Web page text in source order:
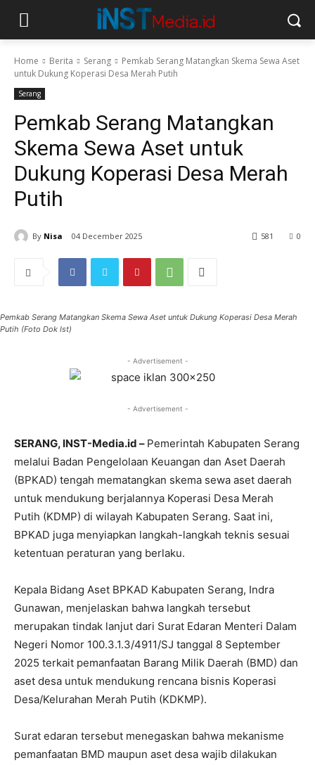
Home Berita Serang
Pemkab Serang Matangkan Skema Sewa Aset
untuk Dukung Koperasi Desa Merah Putih
Serang
Pemkab Serang Matangkan
Skema Sewa Aset untuk
Dukung Koperasi Desa Merah
Putih
By Nisa 04 December 2025 0
581
Pemkab Serang Matangkan Skema Sewa Aset untuk Dukung Koperasi Desa Merah
Putih (Foto Dok Ist)
- Advertisement -
- Advertisement -
SERANG, INST-Media.id – Pemerintah Kabupaten Serang
melalui Badan Pengelolaan Keuangan dan Aset Daerah
(BPKAD) tengah mematangkan skema sewa aset daerah
untuk mendukung berjalannya Koperasi Desa Merah
Putih (KDMP) di wilayah Kabupaten Serang. Saat ini,
BPKAD juga menyiapkan langkah-langkah teknis sesuai
ketentuan peraturan yang berlaku.
Kepala Bidang Aset BPKAD Kabupaten Serang, Indra
Gunawan, menjelaskan bahwa langkah tersebut
merupakan tindak lanjut dari Surat Edaran Menteri Dalam
Negeri Nomor 100.3.1.3/4911/SJ tanggal 8 September
2025 terkait pemanfaatan Barang Milik Daerah (BMD) dan
aset desa untuk mendukung rencana bisnis Koperasi
Desa/Kelurahan Merah Putih (KDKMP).
Surat edaran tersebut menegaskan bahwa mekanisme
pemanfaatan BMD maupun aset desa wajib dilakukan